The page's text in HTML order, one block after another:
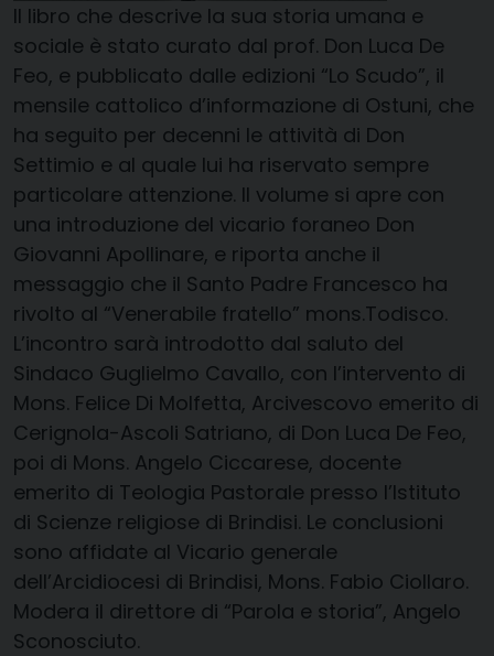
Il libro che descrive la sua storia umana e
sociale è stato curato dal prof. Don Luca De
Feo, e pubblicato dalle edizioni “Lo Scudo”, il
mensile cattolico d’informazione di Ostuni, che
ha seguito per decenni le attività di Don
Settimio e al quale lui ha riservato sempre
particolare attenzione. Il volume si apre con
una introduzione del vicario foraneo Don
Giovanni Apollinare, e riporta anche il
messaggio che il Santo Padre Francesco ha
rivolto al “Venerabile fratello” mons.Todisco.
L’incontro sarà introdotto dal saluto del
Sindaco Guglielmo Cavallo, con l’intervento di
Mons. Felice Di Molfetta, Arcivescovo emerito di
Cerignola-Ascoli Satriano, di Don Luca De Feo,
poi di Mons. Angelo Ciccarese, docente
emerito di Teologia Pastorale presso l’Istituto
di Scienze religiose di Brindisi. Le conclusioni
sono affidate al Vicario generale
dell’Arcidiocesi di Brindisi, Mons. Fabio Ciollaro.
Modera il direttore di “Parola e storia”, Angelo
Sconosciuto.